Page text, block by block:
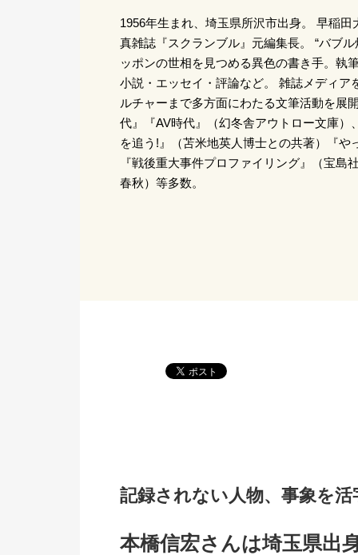
1956年生まれ、埼玉県所沢市出身。 早稲
真雑誌『スクランブル』元編集長。 “バブ
ッポンの世相を見つめる異色の書き手。執
小説・エッセイ・評論など。 雑誌メディア
ルチャーまで多方面にわたる文筆活動を展
代』『AV時代』（幻冬舎アウトロー文庫）
を追う!』（苫米地英人博士との共著）『や
『戦後重大事件プロファイリング』（宝島
春秋）等多数。
記録されない人物、事象を
本橋信宏さんは埼玉県出